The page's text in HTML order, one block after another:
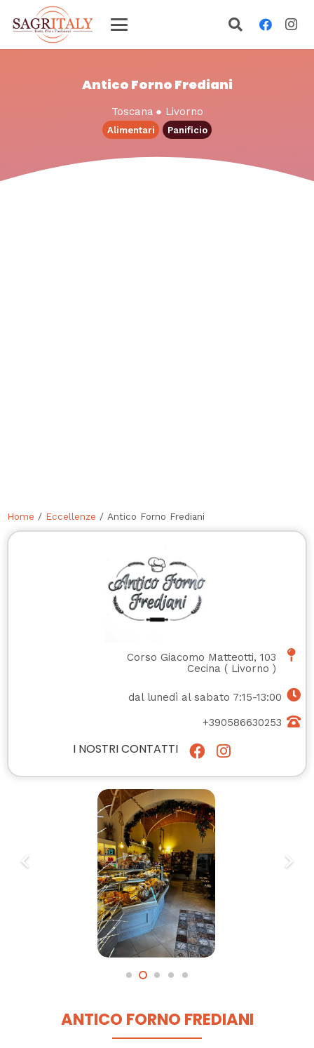
Antico Forno Frediani
Toscana ● Livorno
Alimentari Panificio
Home / Eccellenze / Antico Forno Frediani
Corso Giacomo Matteotti, 103
Cecina ( Livorno )
dal lunedì al sabato 7:15-13:00
+390586630253
I NOSTRI CONTATTI
ANTICO FORNO FREDIANI